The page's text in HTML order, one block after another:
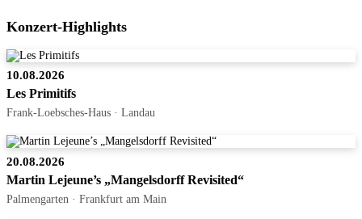
Konzert-Highlights
10.08.2026
Les Primitifs
Frank-Loebsches-Haus · Landau
20.08.2026
Martin Lejeune’s „Mangelsdorff Revisited“
Palmengarten · Frankfurt am Main